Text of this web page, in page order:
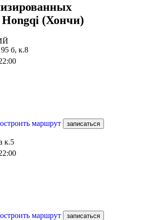
Hongqi (Хончи)
б, к.8
маршрут записаться
к.5
маршрут записаться